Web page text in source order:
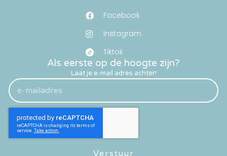
Als eerste op de hoogte zijn?
Laat je e-mail adres achter!
Verstuur
Facebook
Instagram
Tiktok